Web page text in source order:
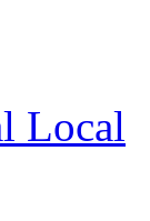
Local